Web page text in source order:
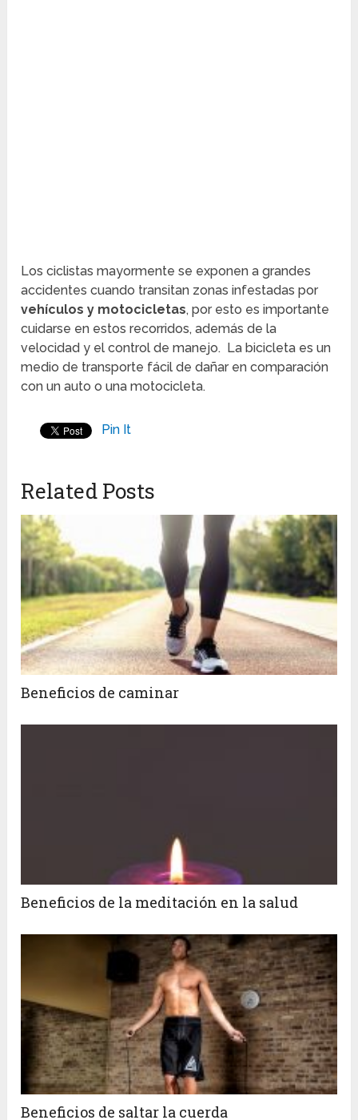
Los ciclistas mayormente se exponen a grandes
accidentes cuando transitan zonas infestadas por
vehículos y motocicletas, por esto es importante
cuidarse en estos recorridos, además de la
velocidad y el control de manejo. La bicicleta es un
medio de transporte fácil de dañar en comparación
con un auto o una motocicleta.
Pin It
Related Posts
Beneficios de caminar
Beneficios de la meditación en la salud
Beneficios de saltar la cuerda